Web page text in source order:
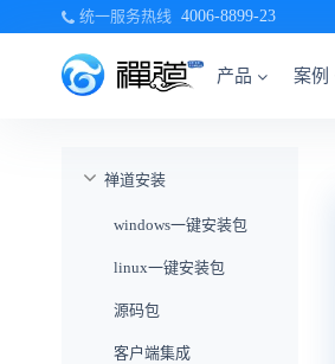
统一服务热线 4006-8899-23
产品 案例
禅道安装
windows一键安装包
linux一键安装包
源码包
客户端集成